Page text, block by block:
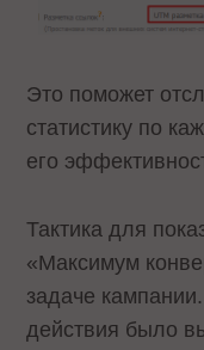
Это поможет
статистику по
его
Тактика для
«Максимум
задаче
действия было